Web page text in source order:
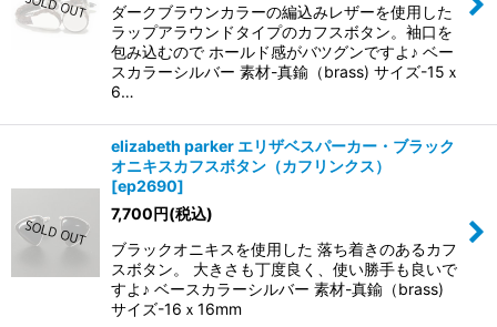
ダークブラウンカラーの編込みレザーを使用した
ラップアラウンドタイプのカフスボタン。袖口を
包み込むので ホールド感がバツグンですよ♪ ベー
スカラーシルバー 素材-真鍮（brass) サイズ-15ｘ
6…
elizabeth parker エリザベスパーカー・ブラック
オニキスカフスボタン（カフリンクス）
[ep2690]
7,700円(税込)
ブラックオニキスを使用した 落ち着きのあるカフ
スボタン。 大きさも丁度良く、使い勝手も良いで
すよ♪ ベースカラーシルバー 素材-真鍮（brass)
サイズ-16ｘ16mm